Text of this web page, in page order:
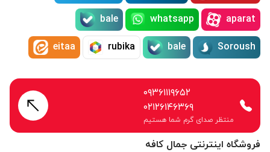
فروشگاه اینترنتی جمال کافه
aparat
whatsapp
bale
Soroush
bale
rubika
eitaa
۰۹۳۶۱۱۱۹۶۵۲
۰۲۱۲۶۱۴۶۳۶۹
منتظر صدای گرم شما هستیم